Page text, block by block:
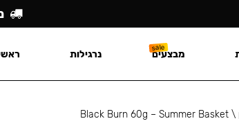
\
Black Burn 60g – Summer Basket
מבצעים נרגילות